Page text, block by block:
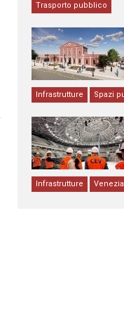
Trasporto pubblico
Infrastrutture Spazi
Infrastrutture Venezia